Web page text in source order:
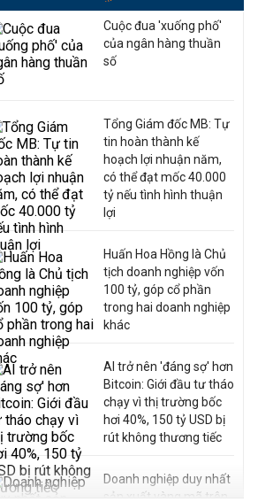
Cuộc đua 'xuống phố'
của ngân hàng thuần
số
Tổng Giám đốc MB: Tự
tin hoàn thành kế
hoạch lợi nhuận năm,
có thể đạt mốc 40.000
tỷ nếu tình hình thuận
lợi
Huấn Hoa Hồng là Chủ
tịch doanh nghiệp vốn
100 tỷ, góp cổ phần
trong hai doanh nghiệp
khác
AI trở nên 'đáng sợ' hơn
Bitcoin: Giới đầu tư tháo
chạy vì thị trường bốc
hơi 40%, 150 tỷ USD bị
rút không thương tiếc
Doanh nghiệp duy nhất
sản xuất vàng mã trên